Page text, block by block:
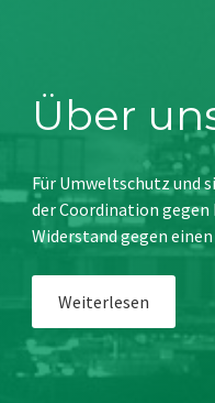
Über
Für Umweltschutz und
der Coordination gegen
Widerstand gegen
Weiterlesen